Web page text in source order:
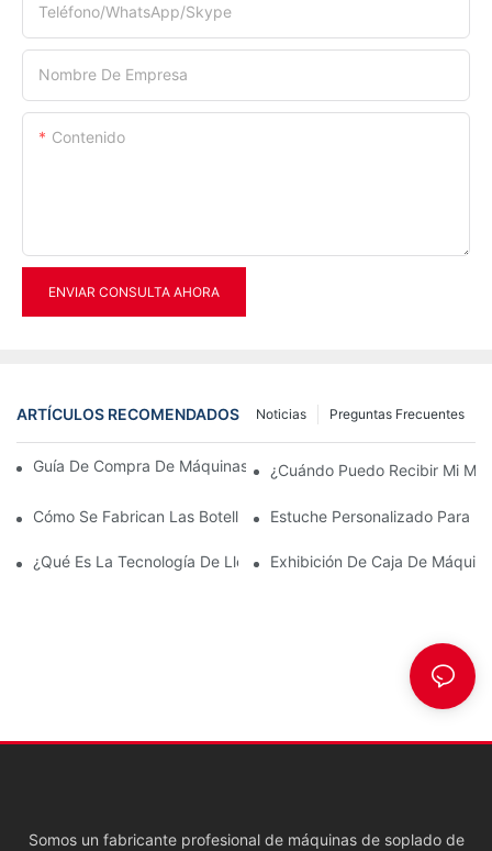
Teléfono/WhatsApp/Skype
Nombre De Empresa
Contenido
ENVIAR CONSULTA AHORA
ARTÍCULOS RECOMENDADOS Preguntas Frecuentes
Noticias
Guía De Compra De Máquinas Sopladoras De Botellas De PET
¿Cuándo Puedo Recibir Mi
Cómo Se Fabrican Las Botellas De Plástico Con La Máquina De
Estuche Personalizado Para
¿Qué Es La Tecnología De Llenado En Caliente Para Botellas De
Exhibición De Caja De
Somos un fabricante profesional de máquinas de soplado de